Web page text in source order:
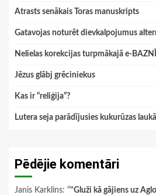
Atrasts senākais Toras manuskripts
Gatavojas noturēt dievkalpojumus
Nelielas korekcijas turpmākajā e-
Jēzus glābj grēciniekus
Kas ir “reliģija”?
Lutera seja parādījusies kukurūzas laukā
Pēdējie komentāri
Janis Karklins: “"Gluži kā gājiens uz